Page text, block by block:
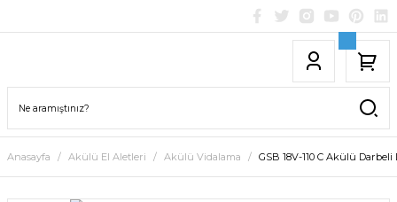
Anasayfa Akülü El Aletleri Akülü Vidalama GSB 18V-110 C Akülü